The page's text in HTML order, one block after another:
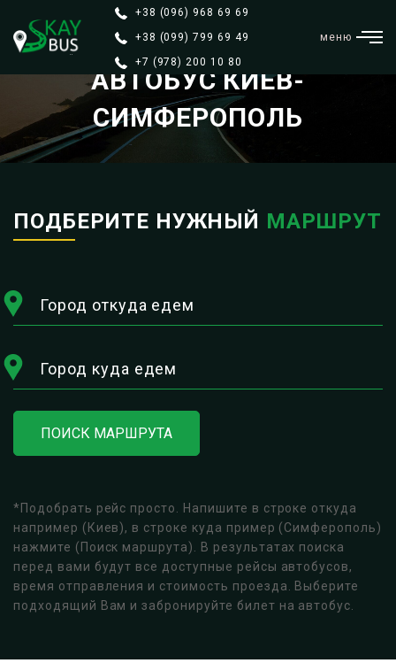
+38 (096) 968 69 69
+38 (099) 799 69 49
+7 (978) 200 10 80
меню
АВТОБУС КИЕВ-
СИМФЕРОПОЛЬ
ПОДБЕРИТЕ НУЖНЫЙ МАРШРУТ
Город откуда едем
Город куда едем
ПОИСК МАРШРУТА
*Подобрать рейс просто. Напишите в строке откуда
например (Киев), в строке куда пример (Симферополь)
нажмите (Поиск маршрута). В результатах поиска
перед вами будут все доступные рейсы автобусов,
время отправления и стоимость проезда. Выберите
подходящий Вам и забронируйте билет на автобус.